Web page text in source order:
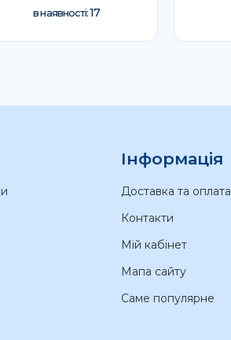
в наявності:17
Інформація
Доставка та оплата
Контакти
Мій кабінет
Мапа сайту
Саме популярне